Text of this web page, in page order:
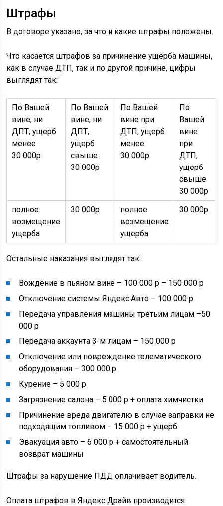
Штрафы
В договоре указано, за что и какие штрафы положены.
Что касается штрафов за причинение ущерба машины,
как в случае ДТП, так и по другой причине, цифры
выглядят так:
По Вашей
вине, ни
ДПТ, ущерб
менее
30 000р
По Вашей
вине, ни
ДПТ,
ущерб
свыше
30 000р
По Вашей
вине при
ДТП, ущерб
менее
30 000р
По
Вашей
вине
при
ДТП,
ущерб
свыше
30 000р
полное
возмещение
ущерба
30 000р
полное
возмещение
ущерба
30 000р
Остальные наказания выглядят так:
Вождение в пьяном вине – 100 000 р – 150 000 р
Отключение системы Яндекс.Авто – 100 000 р
Передача управления машины третьим лицам –50
000 р
Передача аккаунта 3-м лицам – 150 000 р
Отключение или повреждение телематического
оборудования – 300 000 р
Курение – 5 000 р
Загрязнение салона – 5 000 р + оплата химчистки
Причинение вреда двигателю в случае заправки не
подходящим топливом – 15 000 р + ущерб
Эвакуация авто – 6 000 р + самостоятельный
возврат машины
Штрафы за нарушение ПДД оплачивает водитель.
Оплата штрафов в Яндекс Драйв производится